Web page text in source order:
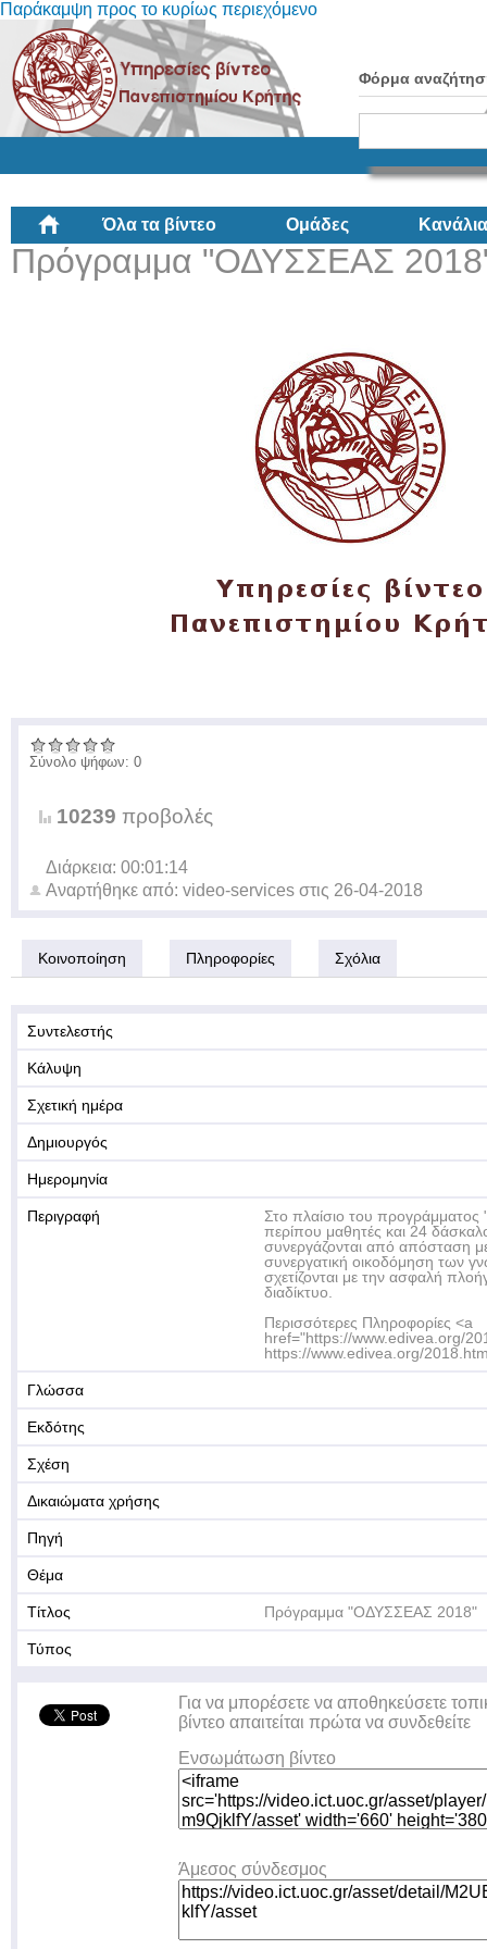
Παράκαμψη προς το κυρίως περιεχόμενο
Φόρμα
Όλα τα βίντεο Ομάδες Κανάλια
Πρόγραμμα "ΟΔΥΣΣΕΑΣ
Σύνολο ψήφων: 0
10239 προβολές
Διάρκεια: 00:01:14
Αναρτήθηκε από: video-services στις 26-04-2018
Κοινοποίηση Πληροφορίες Σχόλια
Συντελεστής
Κάλυψη
Σχετική ημέρα
Δημιουργός
Ημερομηνία
Περιγραφή
Στο πλαίσιο του
περίπου μαθητές και 24
συνεργάζονται από απόσταση
συνεργατική οικοδόμηση των
σχετίζονται με την ασφαλή
διαδίκτυο.
Περισσότερες Πληροφορίες <a
href="https://www.edivea.org/
https://www.edivea.org/
Γλώσσα
Εκδότης
Σχέση
Δικαιώματα χρήσης
Πηγή
Θέμα
Τίτλος Πρόγραμμα "ΟΔΥΣΣΕΑΣ 2018"
Τύπος
Για να μπορέσετε να αποθηκεύσετε
βίντεο απαιτείται πρώτα να συνδεθείτε
Ενσωμάτωση βίντεο
Άμεσος σύνδεσμος